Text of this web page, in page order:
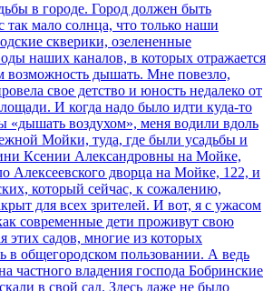
в городе. Город должен быть
так мало солнца, что только наши
скверики, озелененные
наших каналов, в которых отражается
возможность дышать. Мне повезло,
свое детство и юность недалеко от
И когда надо было идти куда-то
«дышать воздухом», меня водили вдоль
Мойки, туда, где были усадьбы и
Ксении Александровны на Мойке,
Алексеевского дворца на Мойке, 122, и
который сейчас, к сожалению,
для всех зрителей. И вот, я с ужасом
современные дети проживут свою
этих садов, многие из которых
в общегородском пользовании. А ведь
частного владения господа Бобринские
в свой сад. Здесь даже не было